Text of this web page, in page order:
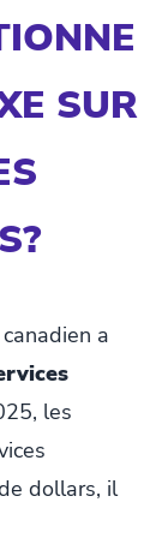
SUR
a
les
dollars, il